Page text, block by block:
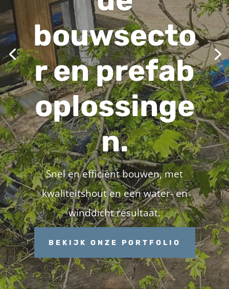
bouwsecto
r en prefab
oplossinge
n.
Snel en efficiënt bouwen, met
kwaliteitshout en een water- en
winddicht resultaat.
BEKIJK ONZE PORTFOLIO